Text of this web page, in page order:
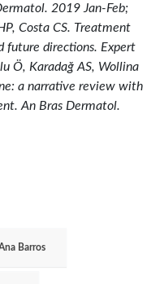
2019 Jan-Feb;
Costa CS. Treatment
future directions. Expert
Ö, Karadağ AS, Wollina
a narrative review with
An Bras Dermatol.
Barros